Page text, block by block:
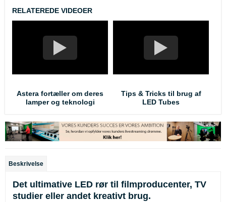
RELATEREDE VIDEOER
Astera fortæller om deres
lamper og teknologi
Tips & Tricks til brug af
LED Tubes
Beskrivelse
Det ultimative LED rør til filmproducenter, TV
studier eller andet kreativt brug.